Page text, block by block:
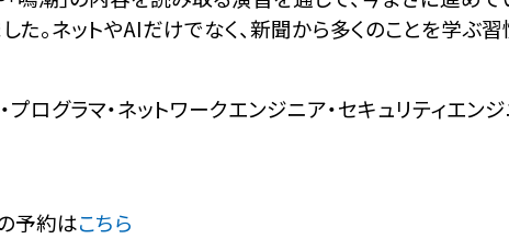
。ネットやAIだけでなく、新聞から多くのことを学ぶ習
ログラマ・ネットワークエンジニア・セキュリティエンジ
予約はこちら